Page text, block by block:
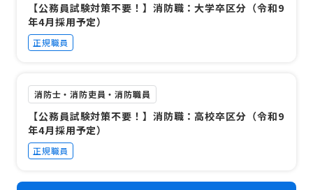
【公務員試験対策不要！】消防職：大学卒区分（令和9
年4月採用予定）
正規職員
消防士・消防吏員・消防職員
【公務員試験対策不要！】消防職：高校卒区分（令和9
年4月採用予定）
正規職員